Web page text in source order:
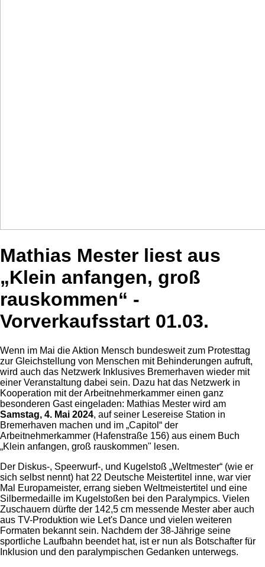
Mathias Mester liest aus
„Klein anfangen, groß
rauskommen“ -
Vorverkaufsstart 01.03.
Wenn im Mai die Aktion Mensch bundesweit zum Protesttag
zur Gleichstellung von Menschen mit Behinderungen aufruft,
wird auch das Netzwerk Inklusives Bremerhaven wieder mit
einer Veranstaltung dabei sein. Dazu hat das Netzwerk in
Kooperation mit der Arbeitnehmerkammer einen ganz
besonderen Gast eingeladen: Mathias Mester wird am
Samstag, 4. Mai 2024, auf seiner Lesereise Station in
Bremerhaven machen und im „Capitol“ der
Arbeitnehmerkammer (Hafenstraße 156) aus einem Buch
„Klein anfangen, groß rauskommen" lesen.
Der Diskus-, Speerwurf-, und Kugelstoß „Weltmester“ (wie er
sich selbst nennt) hat 22 Deutsche Meistertitel inne, war vier
Mal Europameister, errang sieben Weltmeistertitel und eine
Silbermedaille im Kugelstoßen bei den Paralympics. Vielen
Zuschauern dürfte der 142,5 cm messende Mester aber auch
aus TV-Produktion wie Let's Dance und vielen weiteren
Formaten bekannt sein. Nachdem der 38-Jährige seine
sportliche Laufbahn beendet hat, ist er nun als Botschafter für
Inklusion und den paralympischen Gedanken unterwegs.